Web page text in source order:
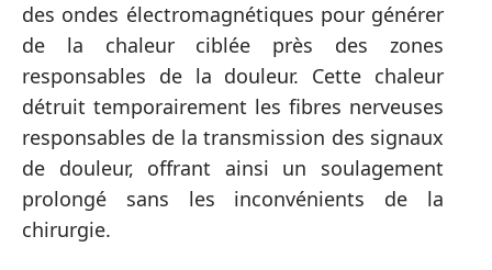
des ondes électromagnétiques pour générer
de la chaleur ciblée près des zones
responsables de la douleur. Cette chaleur
détruit temporairement les fibres nerveuses
responsables de la transmission des signaux
de douleur, offrant ainsi un soulagement
prolongé sans les inconvénients de la
chirurgie.